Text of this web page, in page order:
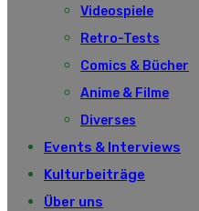
Videospiele
Retro-Tests
Comics & Bücher
Anime & Filme
Diverses
Events & Interviews
Kulturbeiträge
Über uns